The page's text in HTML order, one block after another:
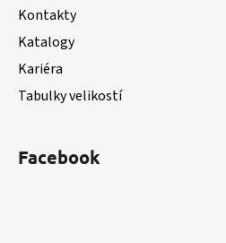
Kontakty
Katalogy
Kariéra
Tabulky velikostí
Facebook